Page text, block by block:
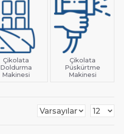
Çikolata
Doldurma
Makinesi
Çikolata
Püskürtme
Makinesi